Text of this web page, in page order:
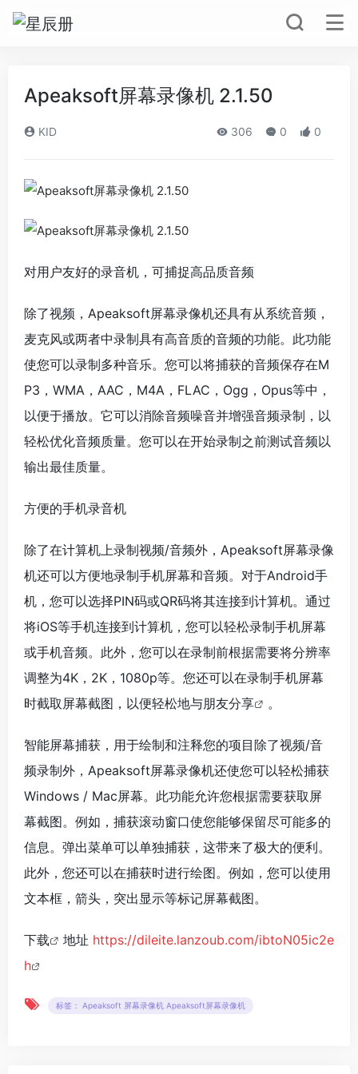
Apeaksoft屏幕录像机 2.1.50
KID 306 0 0
对用户友好的录音机，可捕捉高品质音频
除了视频，Apeaksoft屏幕录像机还具有从系统音频，
麦克风或两者中录制具有高音质的音频的功能。此功能
使您可以录制多种音乐。您可以将捕获的音频保存在M
P3，WMA，AAC，M4A，FLAC，Ogg，Opus等中，
以便于播放。它可以消除音频噪音并增强音频录制，以
轻松优化音频质量。您可以在开始录制之前测试音频以
输出最佳质量。
方便的手机录音机
除了在计算机上录制视频/音频外，Apeaksoft屏幕录像
机还可以方便地录制手机屏幕和音频。对于Android手
机，您可以选择PIN码或QR码将其连接到计算机。通过
将iOS等手机连接到计算机，您可以轻松录制手机屏幕
或手机音频。此外，您可以在录制前根据需要将分辨率
调整为4K，2K，1080p等。您还可以在录制手机屏幕
时截取屏幕截图，以便轻松地与朋友分享 。
智能屏幕捕获，用于绘制和注释您的项目除了视频/音
频录制外，Apeaksoft屏幕录像机还使您可以轻松捕获
Windows / Mac屏幕。此功能允许您根据需要获取屏
幕截图。例如，捕获滚动窗口使您能够保留尽可能多的
信息。弹出菜单可以单独捕获，这带来了极大的便利。
此外，您还可以在捕获时进行绘图。例如，您可以使用
文本框，箭头，突出显示等标记屏幕截图。
下载 地址 https://dileite.lanzoub.com/ibtoN05ic2e
h
标签： Apeaksoft 屏幕录像机 Apeaksoft屏幕录像机